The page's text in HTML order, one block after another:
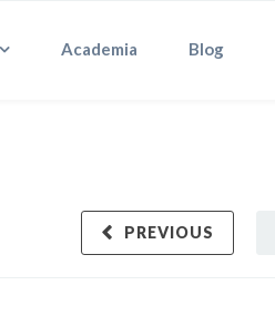
Academia Blog
PREVIOUS